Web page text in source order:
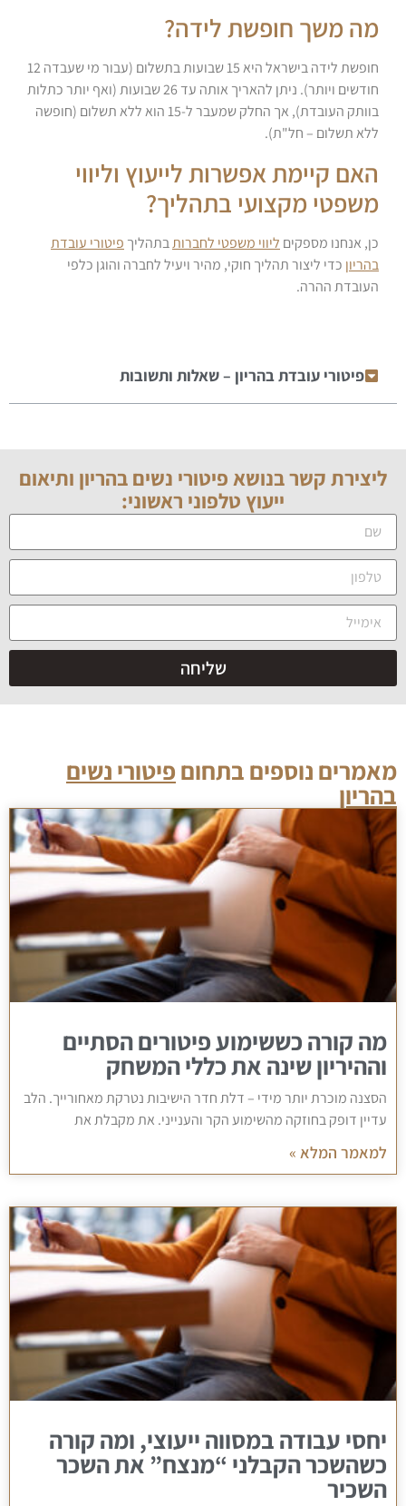
מה משך חופשת לידה?
חופשת לידה בישראל היא 15 שבועות בתשלום (עבור מי שעבדה 12
חודשים ויותר). ניתן להאריך אותה עד 26 שבועות (ואף יותר כתלות
בוותק העובדת), אך החלק שמעבר ל-15 הוא ללא תשלום (חופשה
ללא תשלום – חל"ת).
האם קיימת אפשרות לייעוץ וליווי
משפטי מקצועי בתהליך?
כן, אנחנו מספקים ליווי משפטי לחברותבתהליך פיטורי עובדת
בהריון כדי ליצור תהליך חוקי, מהיר ויעיל לחברה והוגן כלפי
העובדת ההרה.
פיטורי עובדת בהריון – שאלות ותשובות
ליצירת קשר בנושא פיטורי נשים בהריון ותיאום
ייעוץ טלפוני ראשוני:
שליחה
מאמרים נוספים בתחוםפיטורי נשים
בהריון
מה קורה כששימוע פיטורים הסתיים
וההיריון שינה את כללי המשחק
הסצנה מוכרת יותר מידי – דלת חדר הישיבות נטרקת מאחורייך. הלב
עדיין דופק בחוזקה מהשימוע הקר והענייני. את מקבלת את
למאמר המלא »
יחסי עבודה במסווה ייעוצי, ומה קורה
כשהשכר הקבלני “מנצח” את השכר
השכיר